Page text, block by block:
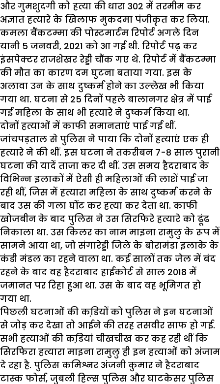
और गुमशुदगी को हत्या की धारा 302 में तरमीम कर
अज्ञात हत्यारे के खिलाफ मुकदमा पंजीकृत कर लिया.
कमला बैंकटम्मा की पोस्टमार्टम रिपोर्ट अगले दिन
यानी 5 जनवरी, 2021 को आ गई थी. रिपोर्ट पढ़ कर
इंसपेक्टर राजशेखर रेड्डी चौंक गए थे. रिपोर्ट में बैंकटम्मा
की मौत का कारण दम घुटना बताया गया. इस के
अलावा उन के साथ दुष्कर्म होने का उल्लेख भी किया
गया था. घटना से 25 दिनों पहले बालानगर क्षेत्र में पाई
गई महिला के साथ भी हत्यारे ने दुष्कर्म किया था.
दोनों हत्याओं में काफी समानताएं पाई गई थीं.
जांचपड़ताल से पुलिस ने पाया कि दोनों हत्याएं एक ही
हत्यारे ने की थीं. इस घटना ने तकरीबन 7-8 साल पुरानी
घटना की यादें ताजा कर दी थीं. उस समय हैदराबाद के
विभिन्न इलाकों में ऐसी ही महिलाओं की लाशें पाई जा
रही थीं, जिस में हत्यारा महिला के साथ दुष्कर्म करने के
बाद उस की गला घोंट कर हत्या कर देता था. काफी
खोजबीन के बाद पुलिस ने उस सिरफिरे हत्यारे को ढूंढ
निकाला था. उस किलर का नाम माइना रामुलु के रूप में
सामने आया था, जो संगारेड्डी जिले के बोरामंडा इलाके के
कंडी मंडल का रहने वाला था. कई सालों तक जेल में बंद
रहने के बाद वह हैदराबाद हाईकोर्ट से साल 2018 में
जमानत पर रिहा हुआ था. उस के बाद वह भूमिगत हो
गया था.
पिछली घटनाओं की कडि़यों को पुलिस ने इन घटनाओं
से जोड़ कर देखा तो आईने की तरह तसवीर साफ हो गई.
सभी हत्याओं की कडि़यां चीखचीख कर कह रही थीं कि
सिरफिरा हत्यारा माइना रामुलु ही इन हत्याओं को अंजाम
दे रहा है. पुलिस कमिश्नर अंजनी कुमार ने हैदराबाद
टास्क फोर्स, जुबली हिल्स पुलिस और घाटकेसर पुलिस